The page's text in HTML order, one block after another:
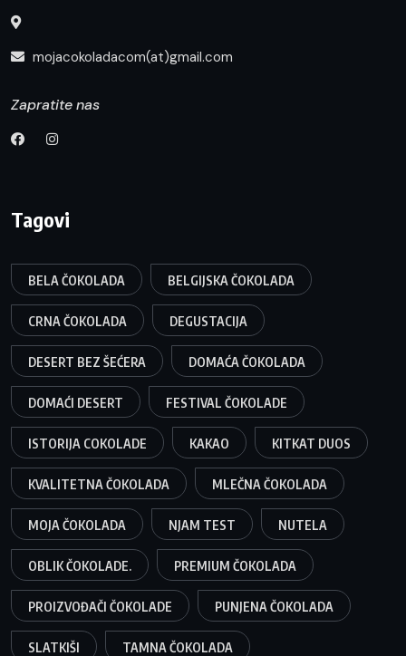
mojacokoladacom(at)gmail.com
Zapratite nas
Tagovi
BELA ČOKOLADA BELGIJSKA ČOKOLADA
CRNA ČOKOLADA DEGUSTACIJA
DESERT BEZ ŠEĆERA DOMAĆA ČOKOLADA
DOMAĆI DESERT FESTIVAL ČOKOLADE
ISTORIJA COKOLADE KAKAO KITKAT DUOS
KVALITETNA ČOKOLADA MLEČNA ČOKOLADA
MOJA ČOKOLADA NJAM TEST NUTELA
OBLIK ČOKOLADE. PREMIUM ČOKOLADA
PROIZVOĐAČI ČOKOLADE PUNJENA ČOKOLADA
SLATKIŠI TAMNA ČOKOLADA